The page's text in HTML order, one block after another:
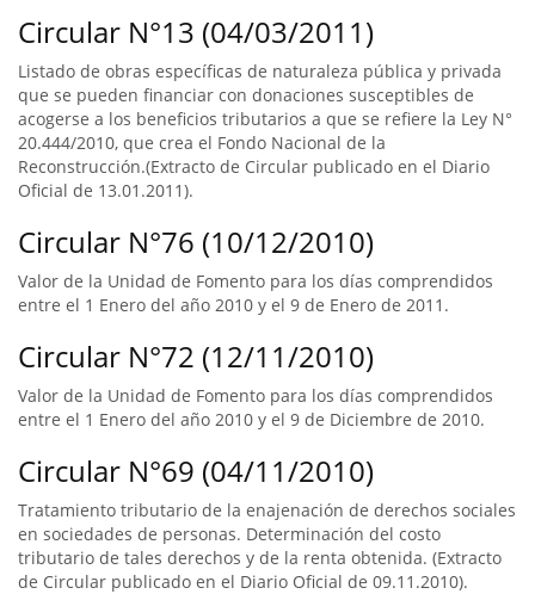
Circular N°13 (04/03/2011)
Listado de obras específicas de naturaleza pública y privada
que se pueden financiar con donaciones susceptibles de
acogerse a los beneficios tributarios a que se refiere la Ley N°
20.444/2010, que crea el Fondo Nacional de la
Reconstrucción.(Extracto de Circular publicado en el Diario
Oficial de 13.01.2011).
Circular N°76 (10/12/2010)
Valor de la Unidad de Fomento para los días comprendidos
entre el 1 Enero del año 2010 y el 9 de Enero de 2011.
Circular N°72 (12/11/2010)
Valor de la Unidad de Fomento para los días comprendidos
entre el 1 Enero del año 2010 y el 9 de Diciembre de 2010.
Circular N°69 (04/11/2010)
Tratamiento tributario de la enajenación de derechos sociales
en sociedades de personas. Determinación del costo
tributario de tales derechos y de la renta obtenida. (Extracto
de Circular publicado en el Diario Oficial de 09.11.2010).